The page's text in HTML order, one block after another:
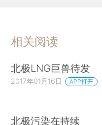
相关阅读
北极LNG巨兽待发
2017年01月16日 APP打开
北极污染在持续